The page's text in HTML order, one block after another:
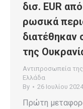
δισ. EUR
ρωσικά
διατέθηκαν
της
Αντιπροσωπεία
Ελλάδα
By
26 Ιουλίου 2024
Πρώτη